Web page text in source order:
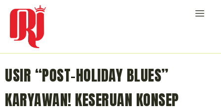
USIR “POST-HOLIDAY BLUES”
KARYAWAN! KESERUAN KONSEP